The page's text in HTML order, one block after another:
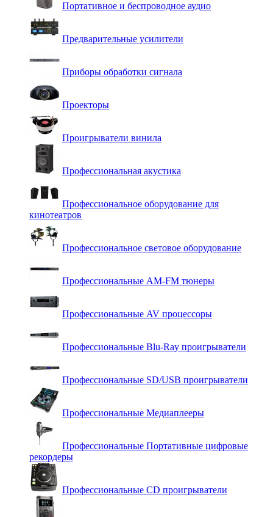
Портативное и беспроводное аудио
Предварительные усилители
Приборы обработки сигнала
Проекторы
Проигрыватели винила
Профессиональная акустика
Профессиональное оборудование для
кинотеатров
Профессиональное световое оборудование
Профессиональные AM-FM тюнеры
Профессиональные AV процессоры
Профессиональные Blu-Ray проигрыватели
Профессиональные SD/USB проигрыватели
Профессиональные Медиаплееры
Профессиональные Портативные цифровые
рекордеры
Профессиональные СD проигрыватели